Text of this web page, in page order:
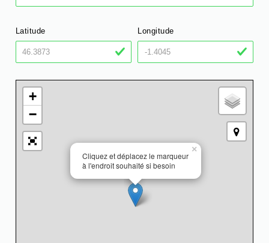
Latitude Longitude
Cliquez et déplacez le marqueur
à l'endroit souhaité si besoin
×
+
−